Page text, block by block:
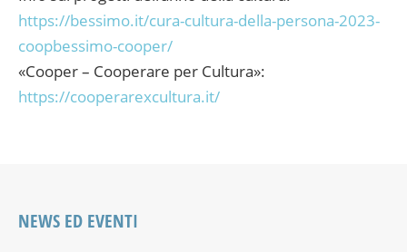
https://bessimo.it/cura-cultura-della-persona-2023-
coopbessimo-cooper/
«Cooper – Cooperare per Cultura»:
https://cooperarexcultura.it/
NEWS ED EVENTI